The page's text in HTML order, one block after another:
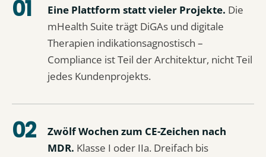
Eine Plattform statt vieler Projekte. Die
mHealth Suite trägt DiGAs und digitale
Therapien indikationsagnostisch –
Compliance ist Teil der Architektur, nicht Teil
jedes Kundenprojekts.
Zwölf Wochen zum CE-Zeichen nach
MDR. Klasse I oder IIa. Dreifach bis